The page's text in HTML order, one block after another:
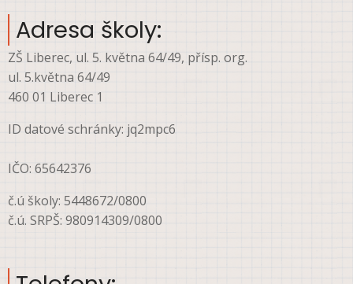
menu
Adresa školy:
ZŠ Liberec, ul. 5. května 64/49, přísp. org.
ul. 5.května 64/49
460 01 Liberec 1
ID datové schránky: jq2mpc6
IČO: 65642376
č.ú školy: 5448672/0800
č.ú. SRPŠ: 980914309/0800